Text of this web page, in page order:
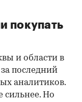
покупать
и области в
за последний
аналитиков.
сильнее. Но